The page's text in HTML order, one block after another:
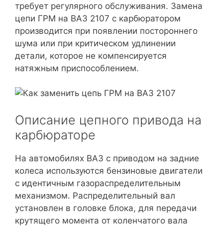
требует регулярного обслуживания. Замена
цепи ГРМ на ВАЗ 2107 с карбюратором
производится при появлении постороннего
шума или при критическом удлинении
детали, которое не компенсируется
натяжным приспособлением.
Описание цепного привода на
карбюраторе
На автомобилях ВАЗ с приводом на задние
колеса используются бензиновые двигатели
с идентичным газораспределительным
механизмом. Распределительный вал
установлен в головке блока, для передачи
крутящего момента от коленчатого вала